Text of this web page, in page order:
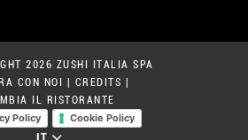
2026 ZUSHI ITALIA SPA
CON NOI
CREDITS
IL RISTORANTE
Policy
Cookie Policy